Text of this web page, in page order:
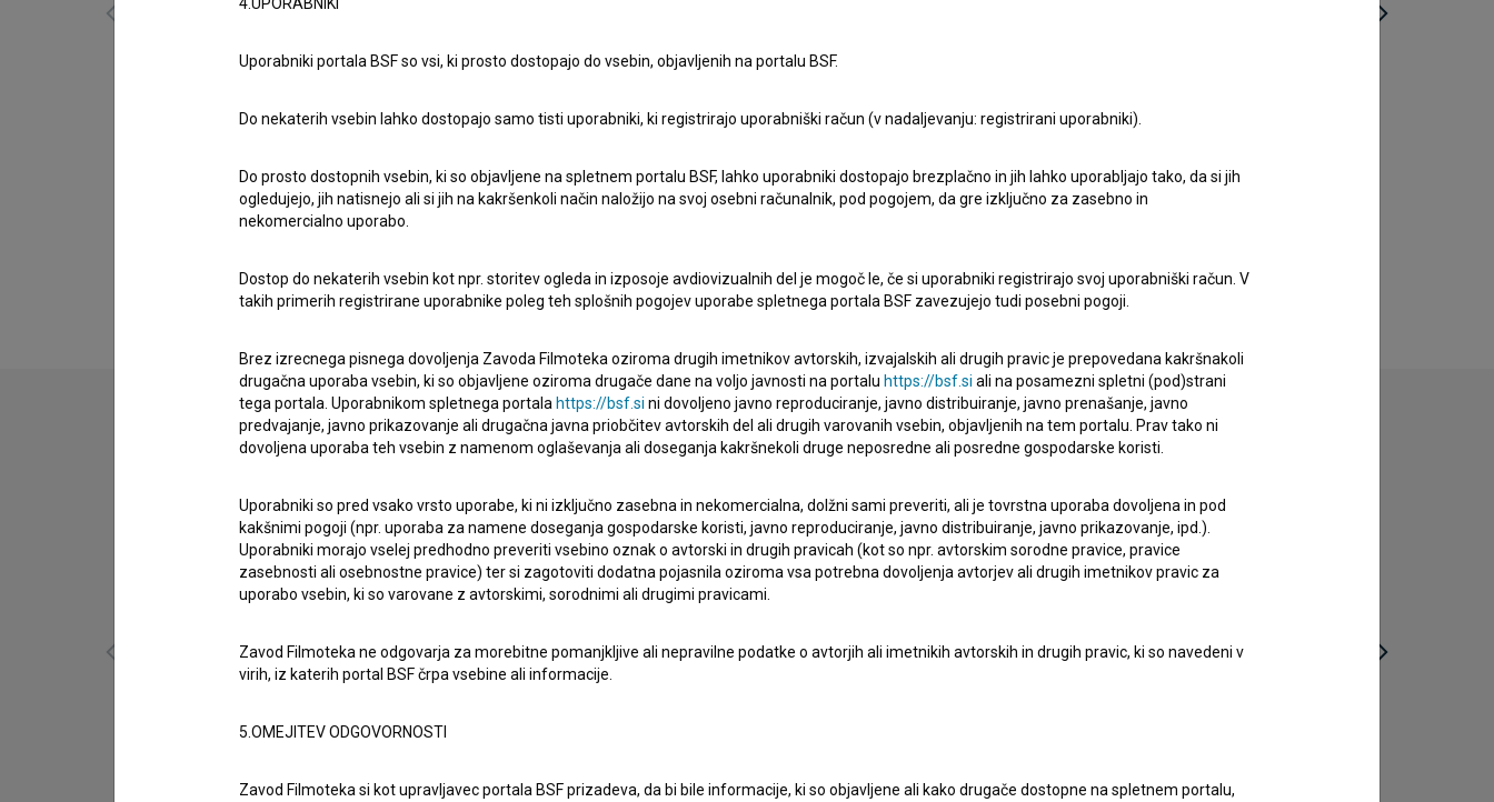
Oglejte si
Skozi moje oči (2022)
Uporabniki portala BSF so vsi, ki prosto dostopajo do vsebin, objavljenih na portalu BSF.
Do nekaterih vsebin lahko dostopajo samo tisti uporabniki, ki registrirajo uporabniški račun (v nadaljevanju: registrirani uporabniki).
Do prosto dostopnih vsebin, ki so objavljene na spletnem portalu BSF, lahko uporabniki dostopajo brezplačno in jih lahko uporabljajo tako, da si jih
ogledujejo, jih natisnejo ali si jih na kakršenkoli način naložijo na svoj osebni računalnik, pod pogojem, da gre izključno za zasebno in
nekomercialno uporabo.
Dostop do nekaterih vsebin kot npr. storitev ogleda in izposoje avdiovizualnih del je mogoč le, če si uporabniki registrirajo svoj uporabniški račun. V
takih primerih registrirane uporabnike poleg teh splošnih pogojev uporabe spletnega portala BSF zavezujejo tudi posebni pogoji.
Brez izrecnega pisnega dovoljenja Zavoda Filmoteka oziroma drugih imetnikov avtorskih, izvajalskih ali drugih pravic je prepovedana kakršnakoli
drugačna uporaba vsebin, ki so objavljene oziroma drugače dane na voljo javnosti na portalu https://bsf.si ali na posamezni spletni (pod)strani
tega portala. Uporabnikom spletnega portala https://bsf.si ni dovoljeno javno reproduciranje, javno distribuiranje, javno prenašanje, javno
predvajanje, javno prikazovanje ali drugačna javna priobčitev avtorskih del ali drugih varovanih vsebin, objavljenih na tem portalu. Prav tako ni
dovoljena uporaba teh vsebin z namenom oglaševanja ali doseganja kakršnekoli druge neposredne ali posredne gospodarske koristi.
Uporabniki so pred vsako vrsto uporabe, ki ni izključno zasebna in nekomercialna, dolžni sami preveriti, ali je tovrstna uporaba dovoljena in pod
kakšnimi pogoji (npr. uporaba za namene doseganja gospodarske koristi, javno reproduciranje, javno distribuiranje, javno prikazovanje, ipd.).
Uporabniki morajo vselej predhodno preveriti vsebino oznak o avtorski in drugih pravicah (kot so npr. avtorskim sorodne pravice, pravice
zasebnosti ali osebnostne pravice) ter si zagotoviti dodatna pojasnila oziroma vsa potrebna dovoljenja avtorjev ali drugih imetnikov pravic za
uporabo vsebin, ki so varovane z avtorskimi, sorodnimi ali drugimi pravicami.
Zavod Filmoteka ne odgovarja za morebitne pomanjkljive ali nepravilne podatke o avtorjih ali imetnikih avtorskih in drugih pravic, ki so navedeni v
virih, iz katerih portal BSF črpa vsebine ali informacije.
5.OMEJITEV ODGOVORNOSTI
Zavod Filmoteka si kot upravljavec portala BSF prizadeva, da bi bile informacije, ki so objavljene ali kako drugače dostopne na spletnem portalu,